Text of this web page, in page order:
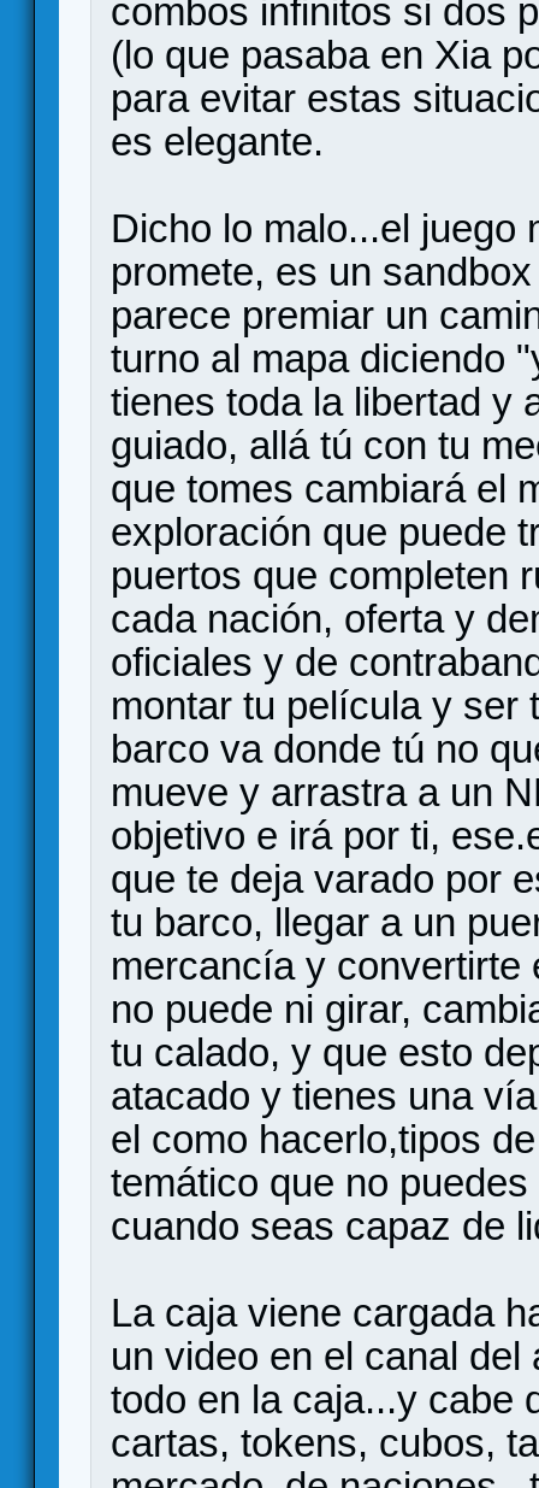
combos infinitos si dos
(lo que pasaba en Xia
para evitar estas
es elegante.
Dicho lo malo...el juego
promete, es un
parece premiar un
turno al mapa diciendo
tienes toda la libertad y
guiado, allá tú con tu
que tomes cambiará el
exploración que puede
puertos que completen
cada nación, oferta y
oficiales y de
montar tu película y ser
barco va donde tú no
mueve y arrastra a un
objetivo e irá por ti,
que te deja varado por
tu barco, llegar a un
mercancía y convertirte
no puede ni girar,
tu calado, y que esto
atacado y tienes una
el como hacerlo,tipos
temático que no
cuando seas capaz de
La caja viene cargada
un video en el canal
todo en la caja...y cabe
cartas, tokens, cubos,